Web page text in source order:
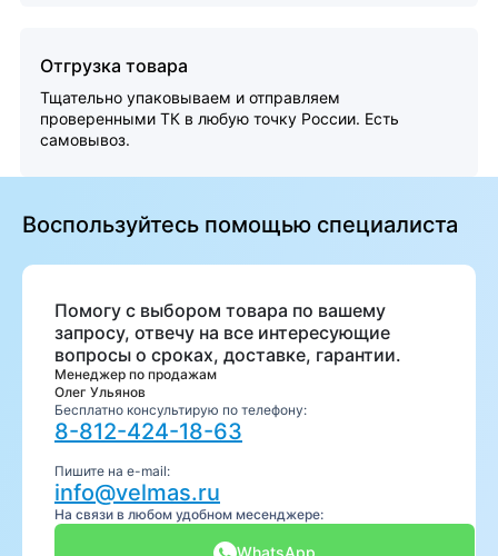
Отгрузка товара
Тщательно упаковываем и отправляем
проверенными ТК в любую точку России. Есть
самовывоз.
Воспользуйтесь помощью специалиста
Помогу с выбором товара по вашему
запросу, отвечу на все интересующие
вопросы о сроках, доставке, гарантии.
Менеджер по продажам
Олег Ульянов
Бесплатно консультирую по телефону:
8-812-424-18-63
Пишите на e-mail:
info@velmas.ru
На связи в любом удобном месенджере:
WhatsApp